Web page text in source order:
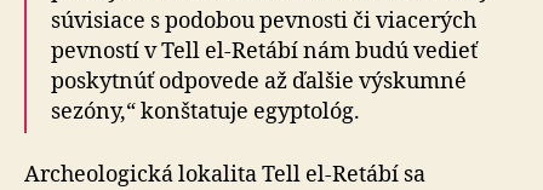
súvisiace s podobou pevnosti či viacerých
pevností v Tell el-Retábí nám budú vedieť
poskytnúť odpovede až ďalšie výskumné
sezóny,“ konštatuje egyptológ.
Archeologická lokalita Tell el-Retábí sa